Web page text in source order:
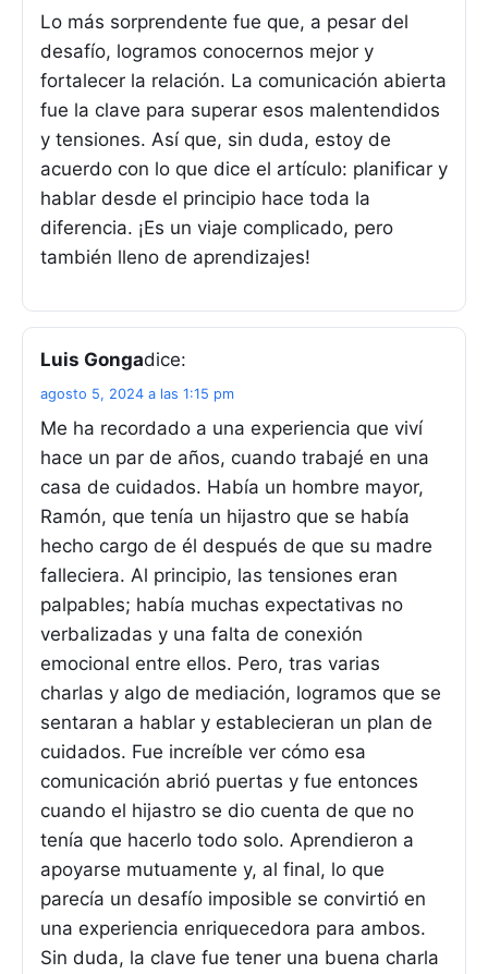
Lo más sorprendente fue que, a pesar del
desafío, logramos conocernos mejor y
fortalecer la relación. La comunicación abierta
fue la clave para superar esos malentendidos
y tensiones. Así que, sin duda, estoy de
acuerdo con lo que dice el artículo: planificar y
hablar desde el principio hace toda la
diferencia. ¡Es un viaje complicado, pero
también lleno de aprendizajes!
Luis Gongadice:
agosto 5, 2024 a las 1:15 pm
Me ha recordado a una experiencia que viví
hace un par de años, cuando trabajé en una
casa de cuidados. Había un hombre mayor,
Ramón, que tenía un hijastro que se había
hecho cargo de él después de que su madre
falleciera. Al principio, las tensiones eran
palpables; había muchas expectativas no
verbalizadas y una falta de conexión
emocional entre ellos. Pero, tras varias
charlas y algo de mediación, logramos que se
sentaran a hablar y establecieran un plan de
cuidados. Fue increíble ver cómo esa
comunicación abrió puertas y fue entonces
cuando el hijastro se dio cuenta de que no
tenía que hacerlo todo solo. Aprendieron a
apoyarse mutuamente y, al final, lo que
parecía un desafío imposible se convirtió en
una experiencia enriquecedora para ambos.
Sin duda, la clave fue tener una buena charla